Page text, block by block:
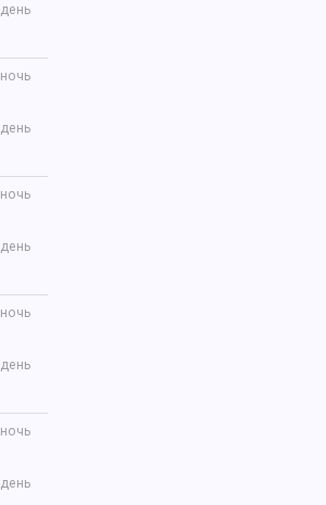
день
ночь
день
ночь
день
ночь
день
ночь
день